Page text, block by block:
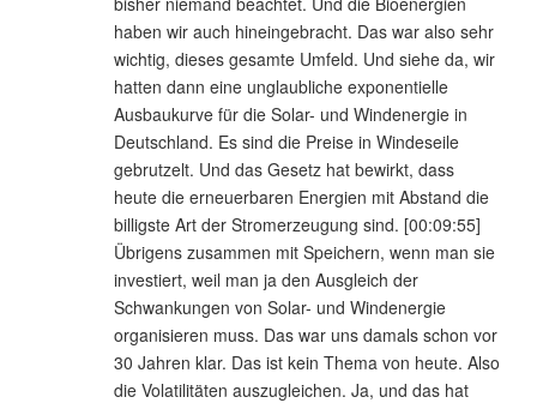
haben wir auch hineingebracht. Das war also sehr
wichtig, dieses gesamte Umfeld. Und siehe da, wir
hatten dann eine unglaubliche exponentielle
Ausbaukurve für die Solar- und Windenergie in
Deutschland. Es sind die Preise in Windeseile
gebrutzelt. Und das Gesetz hat bewirkt, dass
heute die erneuerbaren Energien mit Abstand die
billigste Art der Stromerzeugung sind. [00:09:55]
Übrigens zusammen mit Speichern, wenn man sie
investiert, weil man ja den Ausgleich der
Schwankungen von Solar- und Windenergie
organisieren muss. Das war uns damals schon vor
30 Jahren klar. Das ist kein Thema von heute. Also
die Volatilitäten auszugleichen. Ja, und das hat